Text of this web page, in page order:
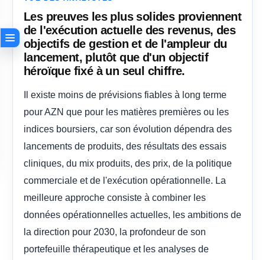
Les preuves les plus solides proviennent
de l'exécution actuelle des revenus, des
objectifs de gestion et de l'ampleur du
lancement, plutôt que d'un objectif
héroïque fixé à un seul chiffre.
Il existe moins de prévisions fiables à long terme
pour AZN que pour les matières premières ou les
indices boursiers, car son évolution dépendra des
lancements de produits, des résultats des essais
cliniques, du mix produits, des prix, de la politique
commerciale et de l'exécution opérationnelle. La
meilleure approche consiste à combiner les
données opérationnelles actuelles, les ambitions de
la direction pour 2030, la profondeur de son
portefeuille thérapeutique et les analyses de